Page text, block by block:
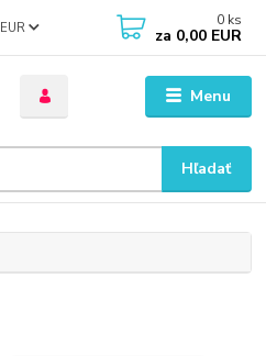
Menu
EUR
Hľadať
0 ks
za 0,00 EUR